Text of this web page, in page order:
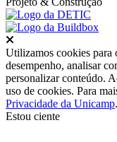
Utilizamos cookies para
desempenho, analisar
personalizar conteúdo.
uso de cookies. Para
Privacidade da Unicamp.
Estou ciente